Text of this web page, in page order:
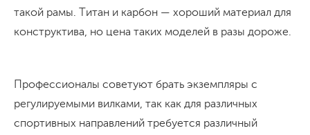
такой рамы. Титан и карбон — хороший материал для
конструктива, но цена таких моделей в разы дороже.
Профессионалы советуют брать экземпляры с
регулируемыми вилками, так как для различных
спортивных направлений требуется различный